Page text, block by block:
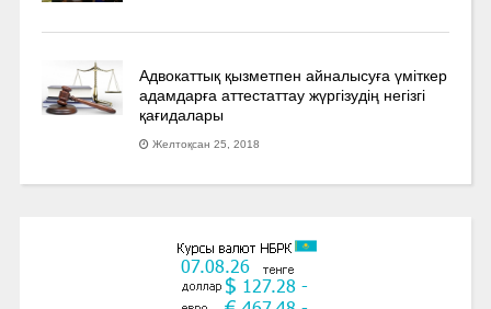
Адвокаттық қызметпен айналысуға үмiткер
адамдарға аттестаттау жүргізудің негізгі
қағидалары
Желтоқсан 25, 2018